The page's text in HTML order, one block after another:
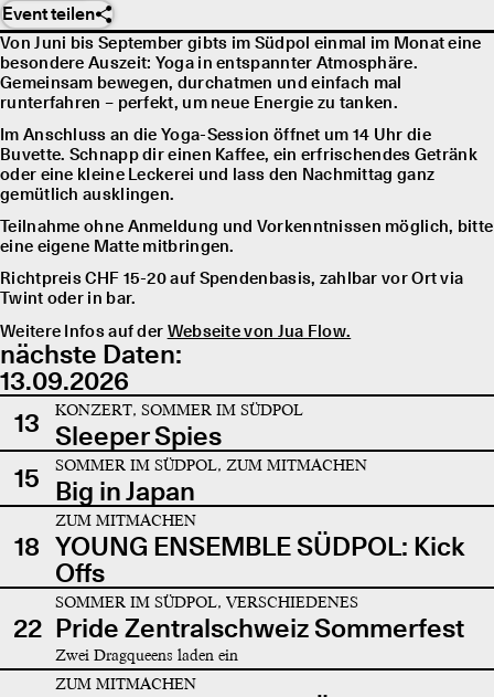
Event teilen
Von Juni bis September gibts im Südpol einmal im Monat eine
besondere Auszeit: Yoga in entspannter Atmosphäre.
Gemeinsam bewegen, durchatmen und einfach mal
runterfahren – perfekt, um neue Energie zu tanken.
Im Anschluss an die Yoga-Session öffnet um 14 Uhr die
Buvette. Schnapp dir einen Kaffee, ein erfrischendes Getränk
oder eine kleine Leckerei und lass den Nachmittag ganz
gemütlich ausklingen.
Teilnahme ohne Anmeldung und Vorkenntnissen möglich, bitte
eine eigene Matte mitbringen.
Richtpreis CHF 15-20 auf Spendenbasis, zahlbar vor Ort via
Twint oder in bar.
Weitere Infos auf der Webseite von Jua Flow.
nächste Daten:
13.09.2026
13
KONZERT, SOMMER IM SÜDPOL
Sleeper Spies
15
SOMMER IM SÜDPOL, ZUM MITMACHEN
Big in Japan
18
ZUM MITMACHEN
YOUNG ENSEMBLE SÜDPOL: Kick
Offs
22
SOMMER IM SÜDPOL, VERSCHIEDENES
Pride Zentralschweiz Sommerfest
Zwei Dragqueens laden ein
ZUM MITMACHEN